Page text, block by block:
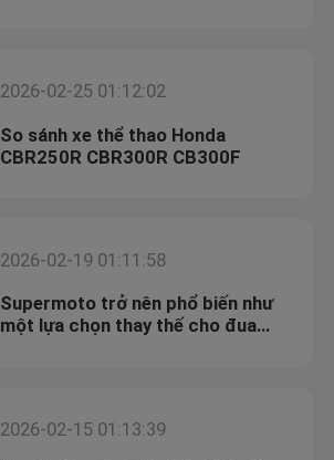
2026-02-25 01:12:02
So sánh xe thể thao Honda
CBR250R CBR300R CB300F
2026-02-19 01:11:58
Supermoto trở nên phổ biến như
một lựa chọn thay thế cho đua
2026-02-15 01:13:39